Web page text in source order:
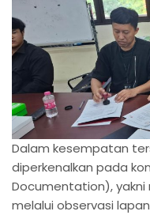
Dalam kesempatan
diperkenalkan pada
Documentation),
melalui observasi